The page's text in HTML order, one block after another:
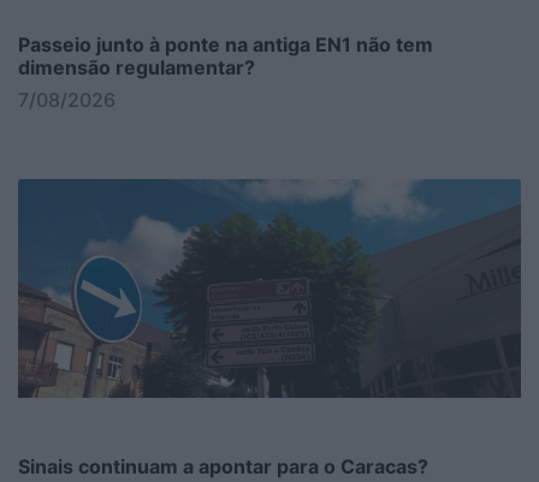
Passeio junto à ponte na antiga EN1 não tem
dimensão regulamentar?
7/08/2026
Sinais continuam a apontar para o Caracas?